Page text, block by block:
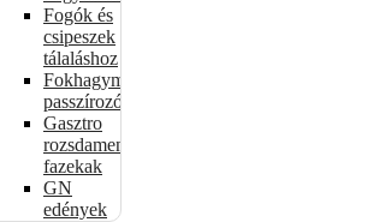
Fogók és
csipeszek
tálaláshoz
Fokhagymaprések,
passzírozók
Gasztro
rozsdamentes
fazekak
GN
edények